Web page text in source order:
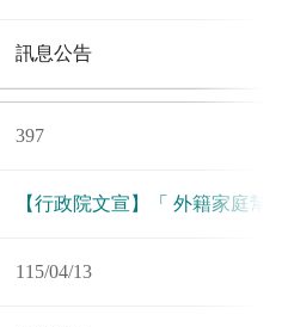
訊息公告
397
【行政院文宣】「 外籍家庭幫
115/04/13